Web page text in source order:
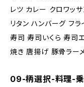
レツ カレー クロワッ
リタン ハンバーグ フ
寿司 寿司いくら 寿司
焼き 唐揚げ 豚骨ラ
09-柄選択-料理-乗